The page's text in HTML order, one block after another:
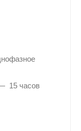
15 часов